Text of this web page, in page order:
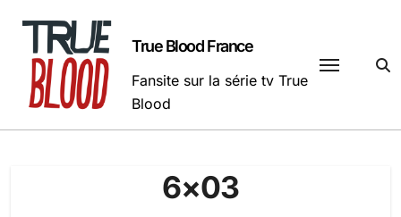
contenu
True Blood France
Fansite sur la série tv True
Blood
6×03